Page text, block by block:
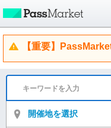
【重要】
開催地を選択